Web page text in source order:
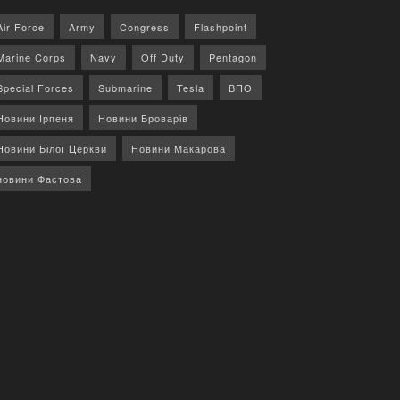
Force Army Congress Flashpoint
Corps Navy Off Duty Pentagon
Forces Submarine Tesla ВПО
Ірпеня Новини Броварів
Білої Церкви Новини Макарова
Фастова